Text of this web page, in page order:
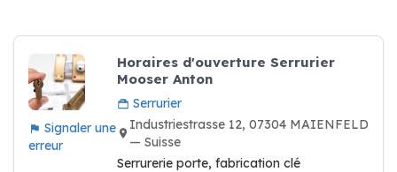
Signaler une
erreur
Horaires d'ouverture Serrurier
Mooser Anton
Serrurier
Industriestrasse 12, 07304 MAIENFELD
— Suisse
Serrurerie porte, fabrication clé